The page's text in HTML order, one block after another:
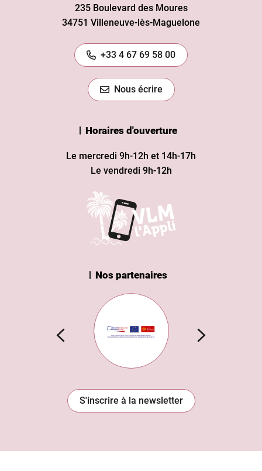
235 Boulevard des Moures
34751 Villeneuve-lès-Maguelone
+33 4 67 69 58 00
Nous écrire
Horaires d'ouverture
Le mercredi 9h-12h et 14h-17h
Le vendredi 9h-12h
Nos partenaires
Subvention européenne
S'inscrire à la newsletter